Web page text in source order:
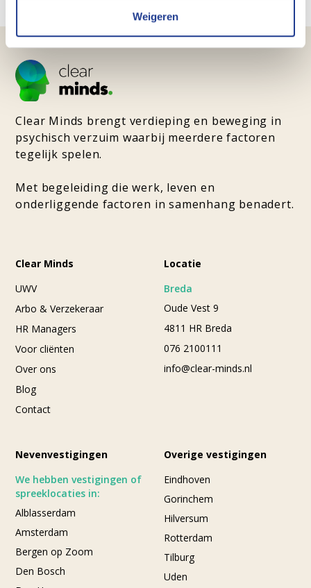
Weigeren
Clear Minds brengt verdieping en beweging in
psychisch verzuim waarbij meerdere factoren
tegelijk spelen.
Met begeleiding die werk, leven en
onderliggende factoren in samenhang benadert.
Clear Minds
UWV
Arbo & Verzekeraar
HR Managers
Voor cliënten
Over ons
Blog
Contact
Locatie
Breda
Oude Vest 9
4811 HR Breda
076 2100111
info@clear-minds.nl
Nevenvestigingen
We hebben vestigingen of
spreeklocaties in:
Alblasserdam
Amsterdam
Bergen op Zoom
Den Bosch
Overige vestigingen
Eindhoven
Gorinchem
Hilversum
Rotterdam
Tilburg
Uden